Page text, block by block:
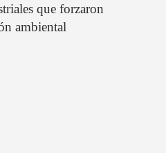
que forzaron
ambiental